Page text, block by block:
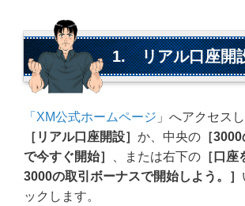
1. リアル口座開
「XM公式ホームページ 」へアクセス
［リアル口座開設］ か、中央の ［
で今すぐ開始］
、または右下の ［口
3000の取引ボーナスで開始しよう。］
ックします。